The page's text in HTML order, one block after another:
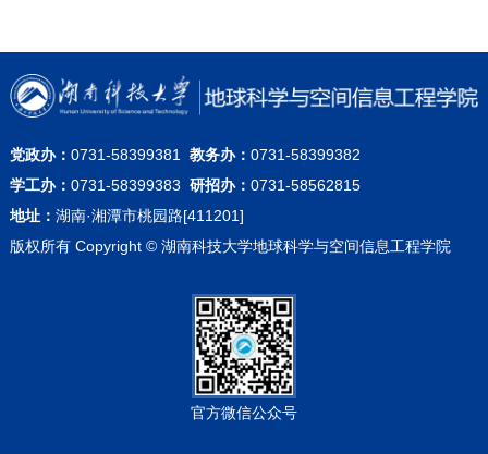
党政办： 0731-58399381 教务办： 0731-58399382
学工办： 0731-58399383 研招办： 0731-58562815
地址： 湖南·湘潭市桃园路[411201]
版权所有 Copyright © 湖南科技大学地球科学与空间信息工程学院
官方微信公众号